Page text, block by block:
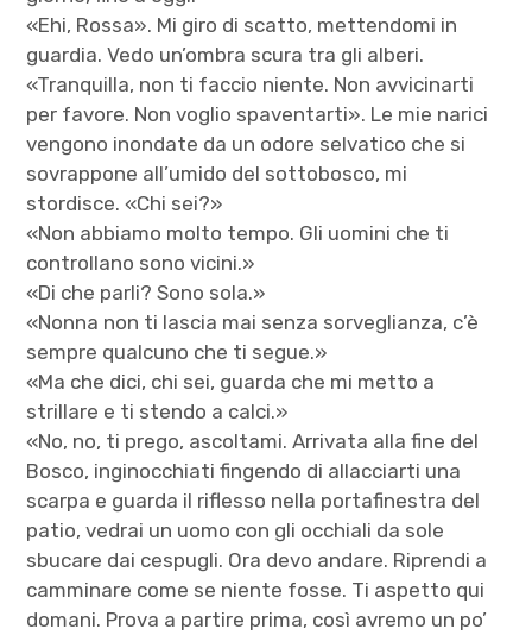
«Ehi, Rossa». Mi giro di scatto, mettendomi in
guardia. Vedo un’ombra scura tra gli alberi.
«Tranquilla, non ti faccio niente. Non avvicinarti
per favore. Non voglio spaventarti». Le mie narici
vengono inondate da un odore selvatico che si
sovrappone all’umido del sottobosco, mi
stordisce. «Chi sei?»
«Non abbiamo molto tempo. Gli uomini che ti
controllano sono vicini.»
«Di che parli? Sono sola.»
«Nonna non ti lascia mai senza sorveglianza, c’è
sempre qualcuno che ti segue.»
«Ma che dici, chi sei, guarda che mi metto a
strillare e ti stendo a calci.»
«No, no, ti prego, ascoltami. Arrivata alla fine del
Bosco, inginocchiati fingendo di allacciarti una
scarpa e guarda il riflesso nella portafinestra del
patio, vedrai un uomo con gli occhiali da sole
sbucare dai cespugli. Ora devo andare. Riprendi a
camminare come se niente fosse. Ti aspetto qui
domani. Prova a partire prima, così avremo un po’